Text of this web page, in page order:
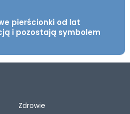
pierścionki od lat
i pozostają symbolem
Zdrowie